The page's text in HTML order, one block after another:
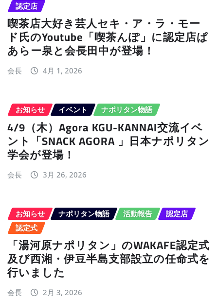
認定店
喫茶店大好き芸人セキ・ア・ラ・モー
ド氏のYoutube「喫茶んぽ」に認定店ぱ
あらー泉と会長田中が登場！
会長 4月 1, 2026
お知らせ イベント ナポリタン物語
4/9（木）Agora KGU-KANNAI交流イベ
ント「SNACK AGORA 」日本ナポリタン
学会が登場！
会長 3月 26, 2026
お知らせ ナポリタン物語 活動報告
認定店
認定式
「湯河原ナポリタン」のWAKAFE認定式
及び西湘・伊豆半島支部設立の任命式を
行いました
会長 2月 3, 2026